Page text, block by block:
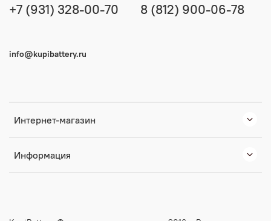
Интернет-магазин
Информация
+7 (931) 328-00-70 8 (812) 900-06-78
info@kupibattery.ru